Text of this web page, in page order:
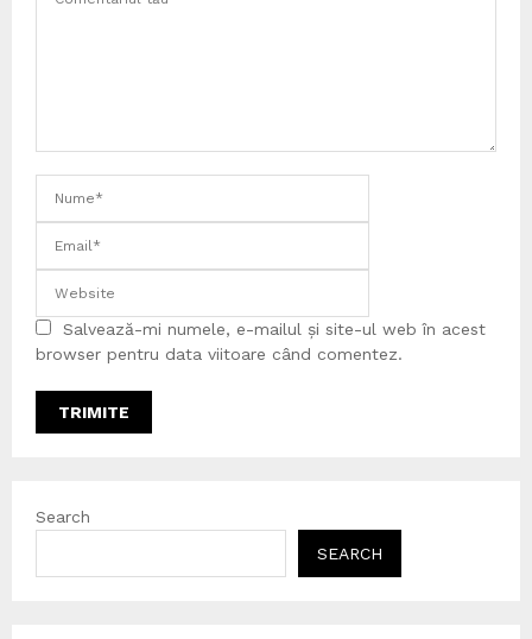
Salvează-mi numele, e-mailul și site-ul web în acest
browser pentru data viitoare când comentez.
Search
SEARCH